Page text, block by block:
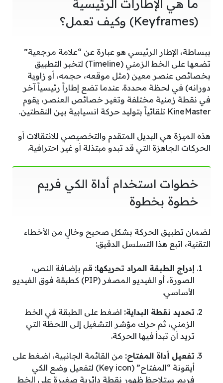
ما هي الإطارات الرئيسية
(Keyframes) وكيف تعمل؟
ببساطة، الإطار الرئيسي هو عبارة عن “علامة مرجعية”
تضعها على الخط الزمني (Timeline) لتخبر التطبيق
بخصائص عنصر معين (مثل موقعه، حجمه، أو زاوية
دورانه) في لحظة محددة. عندما تضع إطاراً رئيسياً آخر
في نقطة زمنية مختلفة وتغير خصائص العنصر، يقوم
KineMaster تلقائياً بتوليد حركة انسيابية بين النقطتين.
هذه الميزة هي البديل المتقدم والتخصيصي للانتقالات أو
الحركات الجاهزة التي قد تبدو مبتذلة أو غير احترافية.
خطوات استخدام أداة الكي فريم
خطوة بخطوة
لضمان تطبيق الحركة بشكل صحيح وخالٍ من الأخطاء
التقنية، اتبع هذا التسلسل الدقيق:
إدراج الطبقة المراد تحريكها: قم بإضافة النص،
الصورة، أو الفيديو المصغر (PIP) كطبقة فوق الفيديو
الأساسي.
تحديد نقطة البداية: اضغط على الطبقة في الخط
الزمني، ثم حرك مؤشر التشغيل إلى اللحظة التي
تريد أن تبدأ فيها الحركة.
تفعيل أداة المفتاح: من القائمة الجانبية، اضغط على
أيقونة “المفتاح” (Key icon) لتفعيل وضع الكي
فريم. ستلاحظ ظهور نقطة دائرية صغيرة على الخط